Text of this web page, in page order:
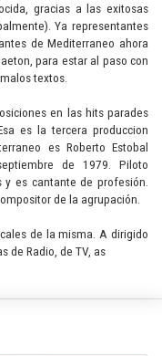
gracias a las exitosas
Ya representantes
de Mediterraneo ahora
para estar al paso con
textos.
en las hits parades
es la tercera produccion
es Roberto Estobal
de 1979. Piloto
y es cantante de profesión.
de la agrupación.
de la misma. A dirigido
de Radio, de TV, as